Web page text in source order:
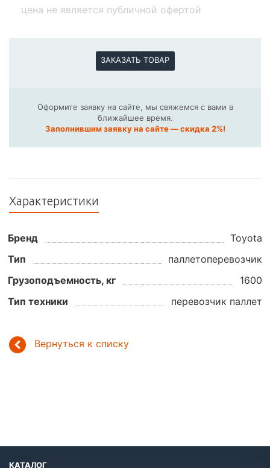
цена не является публичной офертой
ЗАКАЗАТЬ ТОВАР
Оформите заявку на сайте, мы свяжемся с вами в
ближайшее время.
Заполнившим заявку на сайте — скидка 2%!
Характеристики
Бренд
Toyota
Тип
паллетоперевозчик
Грузоподъемность, кг
1600
Тип техники
перевозчик паллет
Вернуться к списку
КАТАЛОГ